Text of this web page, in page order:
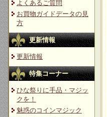
よくあるご質問
お買物ガイドデータの見
方
更新情報
更新情報
特集コーナー
ひな祭りに手品・マジッ
クを！
魅惑のコインマジック